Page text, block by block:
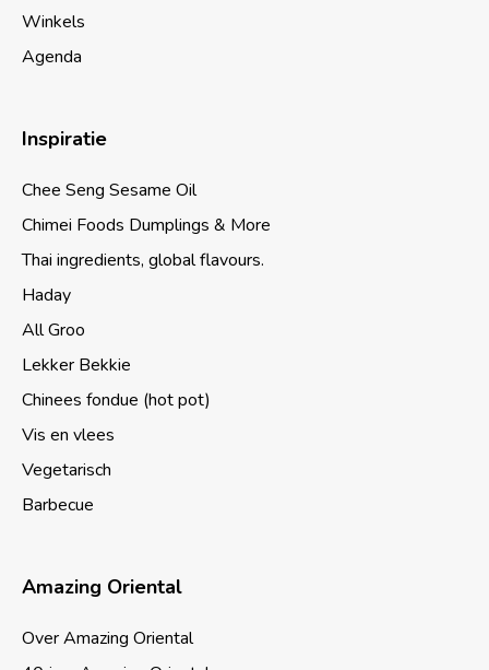
Winkels
Agenda
Inspiratie
Chee Seng Sesame Oil
Chimei Foods Dumplings & More
Thai ingredients, global flavours.
Haday
All Groo
Lekker Bekkie
Chinees fondue (hot pot)
Vis en vlees
Vegetarisch
Barbecue
Amazing Oriental
Over Amazing Oriental